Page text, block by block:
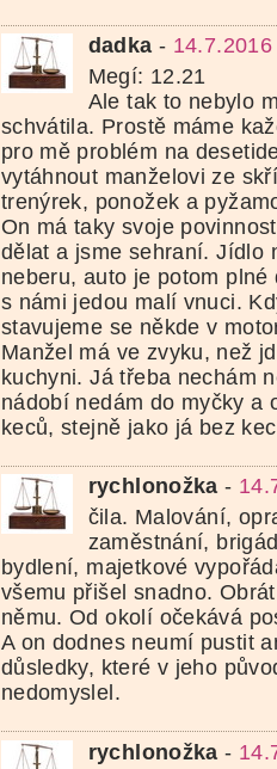
dadka -
Megí: 12.21
Ale tak to nebylo
schvátila. Prostě máme
pro mě problém na
vytáhnout manželovi ze
trenýrek, ponožek a
On má taky svoje
dělat a jsme sehraní. Jídlo
neberu, auto je potom
s námi jedou malí vnuci.
stavujeme se někde v
Manžel má ve zvyku, než
kuchyni. Já třeba nechám
nádobí nedám do myčky a
keců, stejně jako já bez
rychlonožka -
čila. Malování,
zaměstnání,
bydlení, majetkové
všemu přišel snadno.
němu. Od okolí očekává
A on dodnes neumí pustit
důsledky, které v jeho
nedomyslel.
rychlonožka -